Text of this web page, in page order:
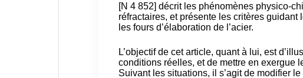
[N 4 852] décrit les phénomènes physico-
réfractaires, et présente les critères
les fours d’élaboration de l’acier.
L’objectif de cet article, quant à lui, est
conditions réelles, et de mettre en exergue
Suivant les situations, il s’agit de modifier